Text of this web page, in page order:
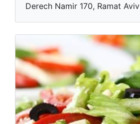
Derech Namir 170, Ramat Aviv